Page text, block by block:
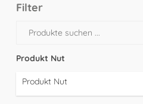
Filter
Produkt Nut
Produkt Nut